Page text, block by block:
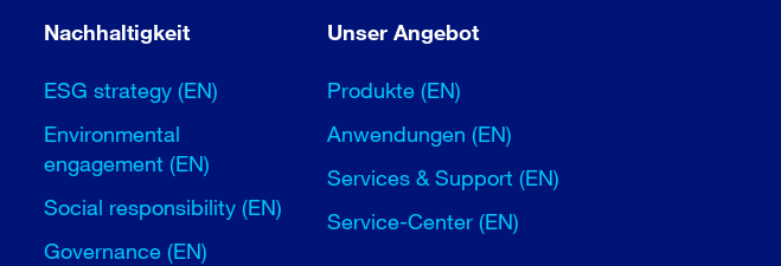
Nachhaltigkeit
ESG strategy (EN)
Environmental
engagement (EN)
Social responsibility (EN)
Governance (EN)
Unser Angebot
Produkte (EN)
Anwendungen (EN)
Services & Support (EN)
Service-Center (EN)